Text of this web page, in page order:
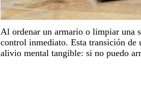
Al ordenar un armario o limpiar una
control inmediato. Esta transición de
alivio mental tangible: si no puedo